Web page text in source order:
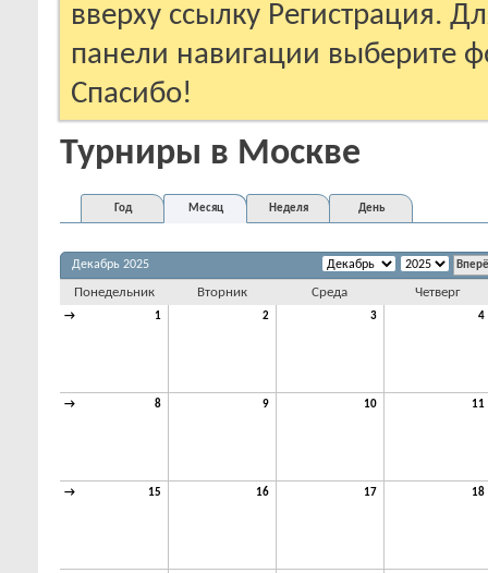
вверху ссылку Регистрация.
панели навигации выберите
Спасибо!
Турниры в Москве
Год Месяц Неделя День
Декабрь 2025
Понедельник Вторник Среда Четверг
→ 1 2 3 4
→ 8 9 10 11
→ 15 16 17 18